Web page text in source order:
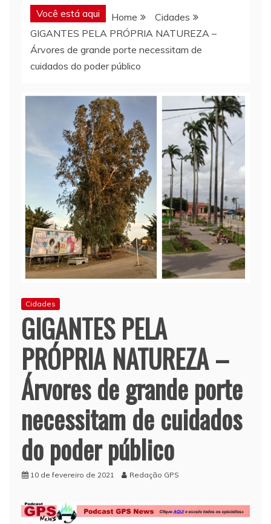
Você está aqui Home
Cidades
GIGANTES PELA PRÓPRIA NATUREZA –
Árvores de grande porte necessitam de
cuidados do poder público
Cidades
GIGANTES PELA
PRÓPRIA NATUREZA –
Árvores de grande porte
necessitam de cuidados
do poder público
10 de fevereiro de 2021 Redação GPS